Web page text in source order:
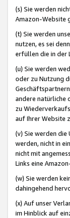
(s) Sie werden
Amazon-Website
(t) Sie werden
nutzen, es sei
erfüllen die in der
(u) Sie werden
oder zu Nutzung
andere natürliche
zu
auf Ihrer Website
(v) Sie werden
werden, nicht in
nicht mit
Links eine
(w) Sie werden
dahingehend
(x) Auf unser
im Hinblick auf